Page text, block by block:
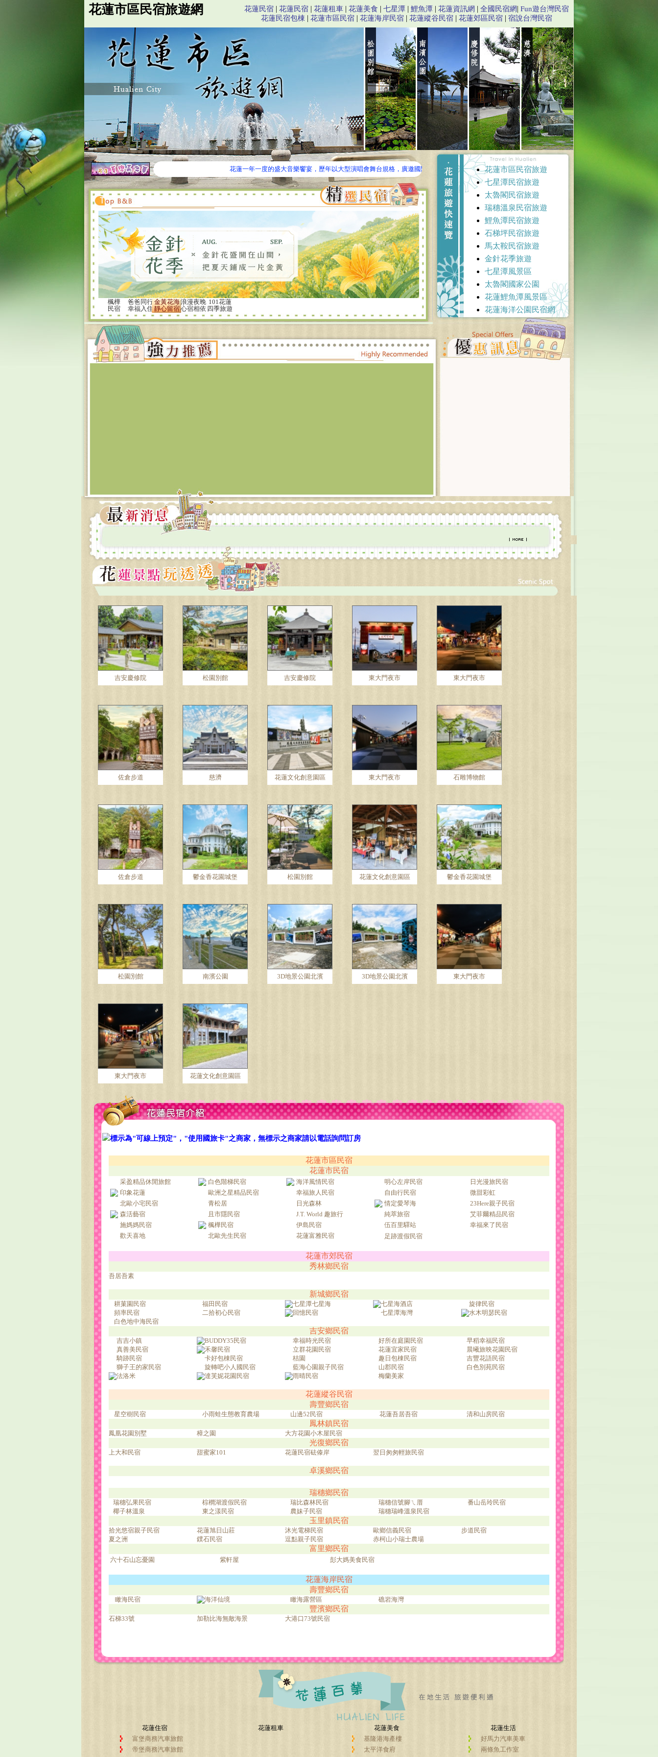
台灣花蓮民宿市區,花蓮市區民宿旅遊網,花蓮民宿市區推薦,太魯閣民宿,七星潭旅遊,花蓮海岸民宿,花蓮住宿,花蓮民宿,花蓮旅遊,花蓮飯店,賞鯨,泛舟。
花蓮市區民宿旅遊網 花蓮民宿 | 花蓮民宿 | 花蓮租車 | 花蓮美食 | 七星潭 | 鯉魚潭 | 花蓮資訊網 | 全國民宿網| Fun遊台灣民宿
花蓮民宿包棟 | 花蓮市區民宿 | 花蓮海岸民宿 | 花蓮縱谷民宿 | 花蓮郊區民宿 | 宿說台灣民宿
花蓮一年一度的盛大音樂饗宴，歷年以大型演唱會舞台規格，廣邀國際性巨星與知名歌手登台演出。「只要一張到花蓮的車票，等同直通台北小巨蛋演唱會
花蓮市區民宿旅遊
七星潭民宿旅遊
太魯閣民宿旅遊
瑞穗溫泉民宿旅遊
鯉魚潭民宿旅遊
石梯坪民宿旅遊
馬太鞍民宿旅遊
金針花季旅遊
七星潭風景區
太魯閣國家公園
花蓮鯉魚潭風景區
花蓮海洋公園民宿網
吉安慶修院 松園別館 吉安慶修院 東大門夜市 東大門夜市
佐倉步道 慈濟 花蓮文化創意園區 東大門夜市 石雕博物館
佐倉步道 鬱金香花園城堡 松園別館 花蓮文化創意園區 鬱金香花園城堡
松園別館 南濱公園 3D地景公園北濱 3D地景公園北濱 東大門夜市
東大門夜市 花蓮文化創意園區
標示為"可線上預定"，"使用國旅卡"之商家，無標示之商家請以電話詢問訂房
花蓮市區民宿
花蓮市民宿
采盈精品休閒旅館
印象花蓮
北歐小宅民宿
森活藝宿
施媽媽民宿
歡天喜地
白色階梯民宿
歐洲之星精品民宿
青松居
且市隱民宿
楓樺民宿
北歐先生民宿
海洋風情民宿
幸福旅人民宿
日光森林
J.T. World 趣旅行
伊島民宿
花蓮富雅民宿
明心左岸民宿
自由行民宿
情定愛琴海
純萃旅宿
伍百里驛站
足跡渡假民宿
日光漫旅民宿
微甜彩虹
23Here親子民宿
艾菲爾精品民宿
幸福來了民宿
花蓮市郊民宿
秀林鄉民宿
吾居吾素
新城鄉民宿
耕菓園民宿
頻率民宿
白色地中海民宿
福田民宿
二拾初心民宿
七星潭七星海
回憶民宿
七星海酒店
七星潭海灣
旋律民宿
水木明瑟民宿
吉安鄉民宿
吉吉小鎮
真善美民宿
騎跡民宿
獅子王的家民宿
法洛米
BUDDY35民宿
禾馨民宿
卡好包棟民宿
旋轉吧小人國民宿
達芙妮花園民宿
幸福時光民宿
立群花園民宿
桔園
藍海心園親子民宿
雨晴民宿
好所在庭園民宿
花蓮宜家民宿
趣日包棟民宿
山郡民宿
梅蘭美家
早稻幸福民宿
晨曦旅映花園民宿
吉豐花語民宿
白色別苑民宿
花蓮縱谷民宿
壽豐鄉民宿
星空樹民宿 小雨蛙生態教育農場 山邊52民宿 花蓮吾居吾宿 清和山房民宿
鳳林鎮民宿
鳳凰花園別墅 樟之園 大方花園小木屋民宿
光復鄉民宿
上大和民宿 甜蜜家101 花蓮民宿砝傣岸 翌日匆匆輕旅民宿
卓溪鄉民宿
瑞穗鄉民宿
瑞穗弘果民宿
椰子林溫泉
棕櫚湖渡假民宿
東之漾民宿
瑞比森林民宿
農妹子民宿
瑞穗信號腳ㄟ厝
瑞穗瑞峰溫泉民宿
番山岳玲民宿
玉里鎮民宿
拾光悠宿親子民宿
夏之洲
花蓮旭日山莊
鏷石民宿
沐光電梯民宿
逗點親子民宿
歐鄉信義民宿
赤柯山小瑞士農場
步道民宿
富里鄉民宿
六十石山忘憂園 紫軒屋 彭大媽美食民宿
花蓮海岸民宿
壽豐鄉民宿
瞰海民宿 海洋仙境 瞰海露營區 礁岩海灣
豐濱鄉民宿
石梯33號 加勒比海無敵海景 大港口73號民宿
花蓮住宿
富堡商務汽車旅館
帝堡商務汽車旅館
花蓮租車
花蓮美食
基隆港海產樓
太平洋食府
花蓮生活
好馬力汽車美車
兩條魚工作室